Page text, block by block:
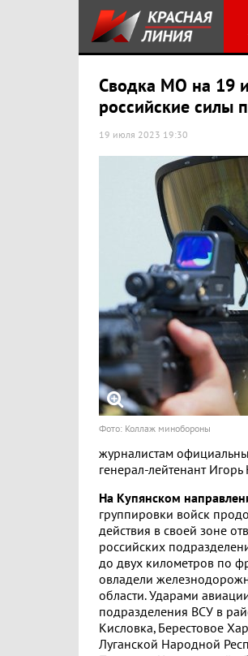
Сводка МО на 19
российские силы
19 июля 2023 19:30
Фото: Коллаж минобороны
журналистам
генерал-лейтенант
На Купянском
группировки войск
действия в своей зоне
российских
до двух километров по
овладели
области. Ударами
подразделения ВСУ в
Кисловка, Берестовое
Луганской Народной